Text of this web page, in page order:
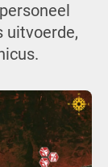
uitvoerde,